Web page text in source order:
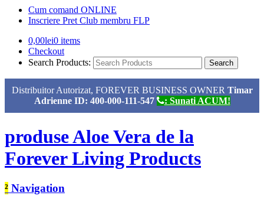
Cum comand ONLINE
Inscriere Pret Club membru FLP
0,00lei0 items
Checkout
Search Products:
Distribuitor Autorizat, FOREVER BUSINESS OWNER Timar
Adrienne ID: 400-000-111-547
: Sunati ACUM!
produse Aloe Vera de la
Forever Living Products
² Navigation